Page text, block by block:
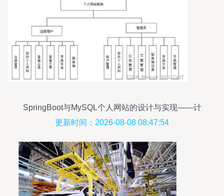
SpringBoot与MySQL个人网站的设计与实现——计
算机系统服务视角下的毕业设计实践
更新时间：2026-08-08 08:47:54